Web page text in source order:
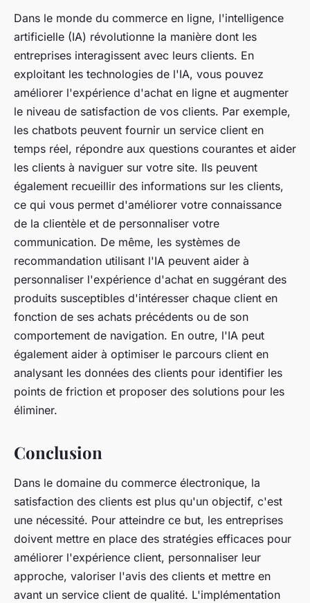
Dans le monde du commerce en ligne, l'intelligence
artificielle (IA) révolutionne la manière dont les
entreprises interagissent avec leurs clients. En
exploitant les technologies de l'IA, vous pouvez
améliorer l'expérience d'achat en ligne et augmenter
le niveau de satisfaction de vos clients. Par exemple,
les chatbots peuvent fournir un service client en
temps réel, répondre aux questions courantes et aider
les clients à naviguer sur votre site. Ils peuvent
également recueillir des informations sur les clients,
ce qui vous permet d'améliorer votre connaissance
de la clientèle et de personnaliser votre
communication. De même, les systèmes de
recommandation utilisant l'IA peuvent aider à
personnaliser l'expérience d'achat en suggérant des
produits susceptibles d'intéresser chaque client en
fonction de ses achats précédents ou de son
comportement de navigation. En outre, l'IA peut
également aider à optimiser le parcours client en
analysant les données des clients pour identifier les
points de friction et proposer des solutions pour les
éliminer.
Conclusion
Dans le domaine du commerce électronique, la
satisfaction des clients est plus qu'un objectif, c'est
une nécessité. Pour atteindre ce but, les entreprises
doivent mettre en place des stratégies efficaces pour
améliorer l'expérience client, personnaliser leur
approche, valoriser l'avis des clients et mettre en
avant un service client de qualité. L'implémentation